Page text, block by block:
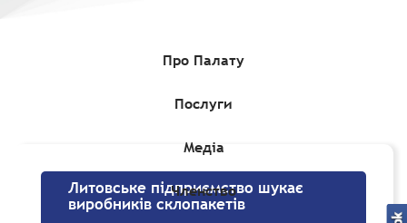
Про Палату
Послуги
Медіа
Членство
Комерційні пропозиції»Литовське підприємство
Литовське підприємство шукає
виробників склопакетів